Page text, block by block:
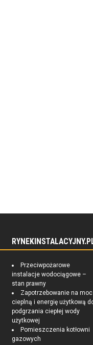
Przeciwpożarowe
instalacje wodociągowe –
stan prawny
Zapotrzebowanie na moc
cieplną i energię użytkową
podgrzania ciepłej wody
użytkowej
Pomieszczenia kotłowni
gazowych